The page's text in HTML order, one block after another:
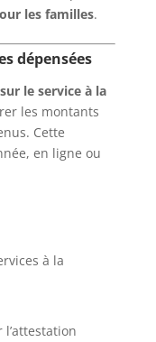
les familles.
dépensées
le service à la
les montants
Cette
en ligne ou
à la